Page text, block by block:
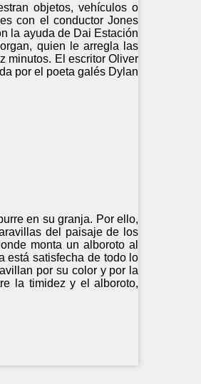
objetos, vehículos o
con el conductor Jones
la ayuda de Dai Estación
quien le arregla las
minutos. El escritor Oliver
por el poeta galés Dylan
en su granja. Por ello,
del paisaje de los
monta un alboroto al
está satisfecha de todo lo
por su color y por la
la timidez y el alboroto,